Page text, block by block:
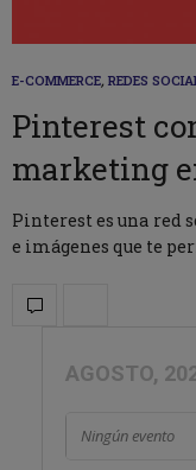
E-COMMERCE, REDES
Pinterest
marketing
Pinterest es una red
e imágenes que te
AGOSTO,
Ningún evento